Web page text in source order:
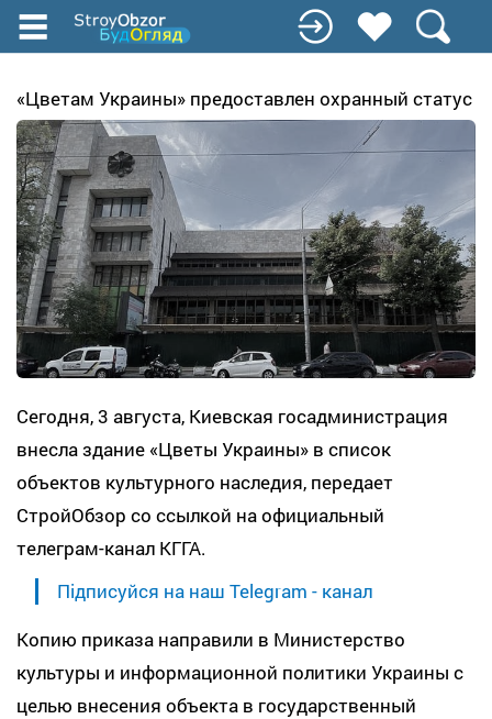
Перейти
содержанию
«Цветам Украины» предоставлен охранный статус
Сегодня, 3 августа, Киевская госадминистрация
внесла здание «Цветы Украины» в список
объектов культурного наследия, передает
СтройОбзор со ссылкой на официальный
телеграм-канал КГГА.
Підписуйся на наш Telegram - канал
Копию приказа направили в Министерство
культуры и информационной политики Украины с
целью внесения объекта в государственный